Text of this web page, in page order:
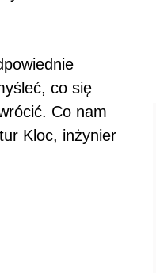
co się
Co nam
Kloc, inżynier